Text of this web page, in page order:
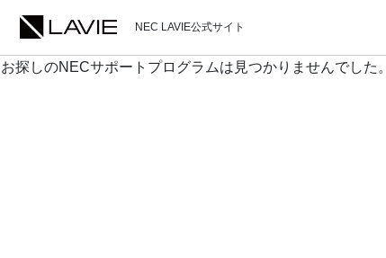
NEC LAVIE公式サイト
お探しのNECサポートプログラムは見つかりませんでした。